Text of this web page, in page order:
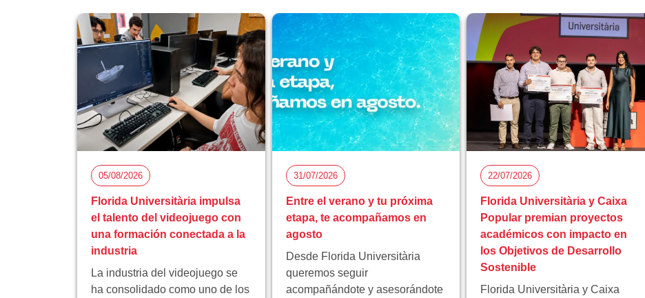
05/08/2026
Florida Universitària impulsa
el talento del videojuego con
una formación conectada a la
industria
La industria del videojuego se
ha consolidado como uno de los
31/07/2026
Entre el verano y tu próxima
etapa, te acompañamos en
agosto
Desde Florida Universitària
queremos seguir
acompañándote y asesorándote
22/07/2026
Florida Universitària y Caixa
Popular premian proyectos
académicos con impacto en
los Objetivos de Desarrollo
Sostenible
Florida Universitària y Caixa